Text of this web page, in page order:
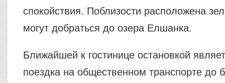
спокойствия. Поблизости расположена
могут добраться до озера Елшанка.
Ближайшей к гостинице остановкой
поездка на общественном транспорте до